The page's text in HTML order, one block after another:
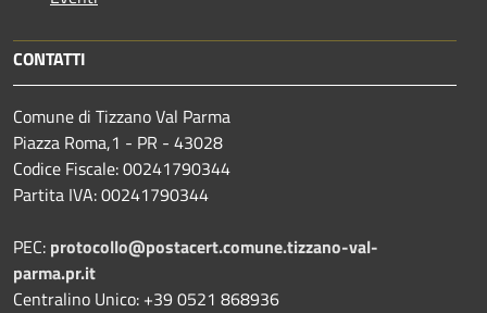
CONTATTI
Comune di Tizzano Val Parma
Piazza Roma,1 - PR - 43028
Codice Fiscale: 00241790344
Partita IVA: 00241790344
PEC: protocollo@postacert.comune.tizzano-val-
parma.pr.it
Centralino Unico: +39 0521 868936